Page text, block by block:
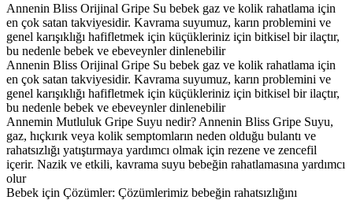
Annenin Bliss Orijinal Gripe Su bebek gaz ve kolik rahatlama için
en çok satan takviyesidir. Kavrama suyumuz, karın problemini ve
genel karışıklığı hafifletmek için küçükleriniz için bitkisel bir ilaçtır,
bu nedenle bebek ve ebeveynler dinlenebilir
Annenin Bliss Orijinal Gripe Su bebek gaz ve kolik rahatlama için
en çok satan takviyesidir. Kavrama suyumuz, karın problemini ve
genel karışıklığı hafifletmek için küçükleriniz için bitkisel bir ilaçtır,
bu nedenle bebek ve ebeveynler dinlenebilir
Annemin Mutluluk Gripe Suyu nedir? Annenin Bliss Gripe Suyu,
gaz, hıçkırık veya kolik semptomların neden olduğu bulantı ve
rahatsızlığı yatıştırmaya yardımcı olmak için rezene ve zencefil
içerir. Nazik ve etkili, kavrama suyu bebeğin rahatlamasına yardımcı
olur
Bebek için Çözümler: Çözümlerimiz bebeğin rahatsızlığını